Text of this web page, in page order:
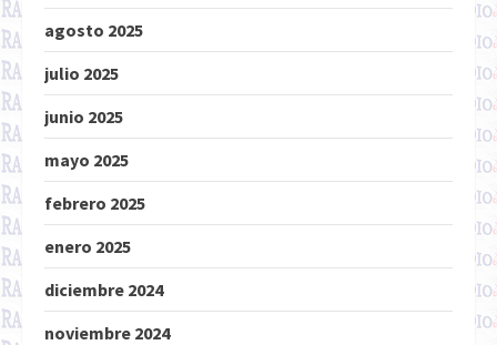
agosto 2025
julio 2025
junio 2025
mayo 2025
febrero 2025
enero 2025
diciembre 2024
noviembre 2024